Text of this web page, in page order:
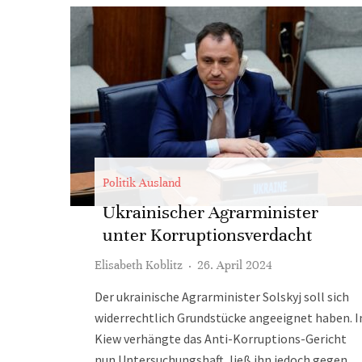
Politik Ausland
Ukrainischer Agrarminister
unter Korruptionsverdacht
Elisabeth Koblitz · 26. April 2024
Der ukrainische Agrarminister Solskyj soll sich
widerrechtlich Grundstücke angeeignet haben.
Kiew verhängte das Anti-Korruptions-Gericht